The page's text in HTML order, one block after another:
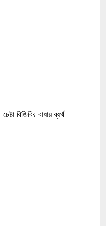
বিজিবির বাধায় ব্যর্থ